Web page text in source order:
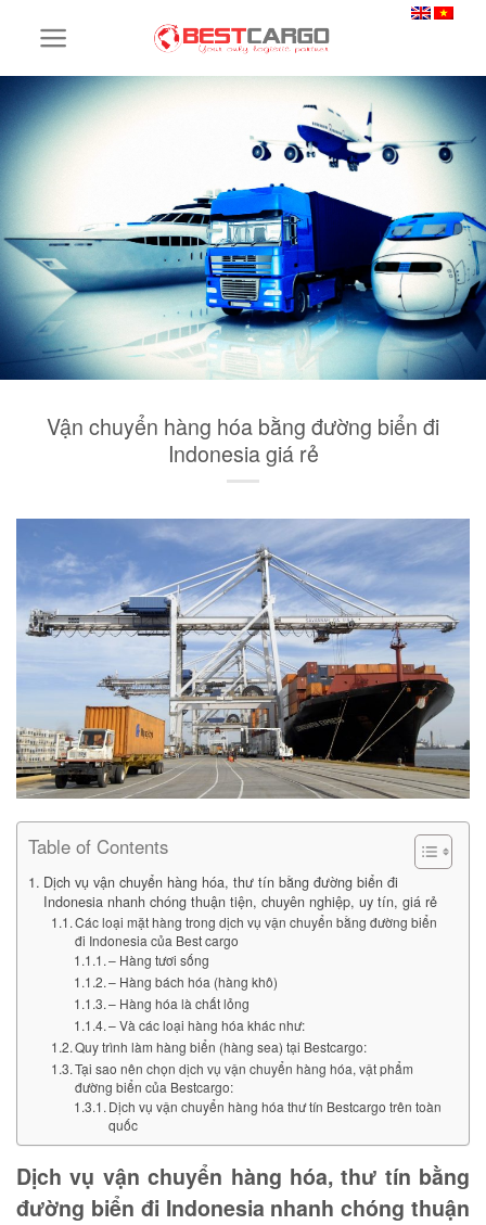
Vận chuyển hàng hóa bằng đường biển đi
Indonesia giá rẻ
Table of Contents
Dịch vụ vận chuyển hàng hóa, thư tín bằng đường biển đi
Indonesia nhanh chóng thuận tiện, chuyên nghiệp, uy tín, giá rẻ
Các loại mặt hàng trong dịch vụ vận chuyển bằng đường biển
đi Indonesia của Best cargo
– Hàng tươi sống
– Hàng bách hóa (hàng khô)
– Hàng hóa là chất lỏng
– Và các loại hàng hóa khác như:
Quy trình làm hàng biển (hàng sea) tại Bestcargo:
Tại sao nên chọn dịch vụ vận chuyển hàng hóa, vật phẩm
đường biển của Bestcargo:
Dịch vụ vận chuyển hàng hóa thư tín Bestcargo trên toàn
quốc
Dịch vụ vận chuyển hàng hóa, thư tín bằng
đường biển đi Indonesia nhanh chóng thuận